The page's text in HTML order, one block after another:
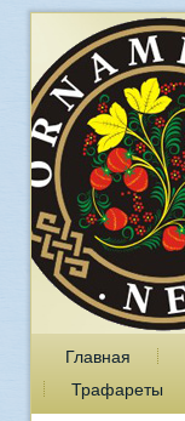
Главная
Трафареты